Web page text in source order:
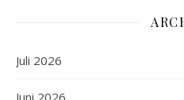
Juli 2026